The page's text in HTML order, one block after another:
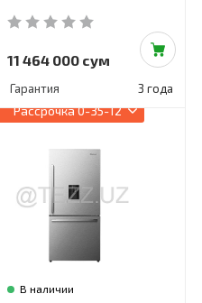
11 464 000 сум
Гарантия 3 года
Рассрочка0-35-12
В наличии